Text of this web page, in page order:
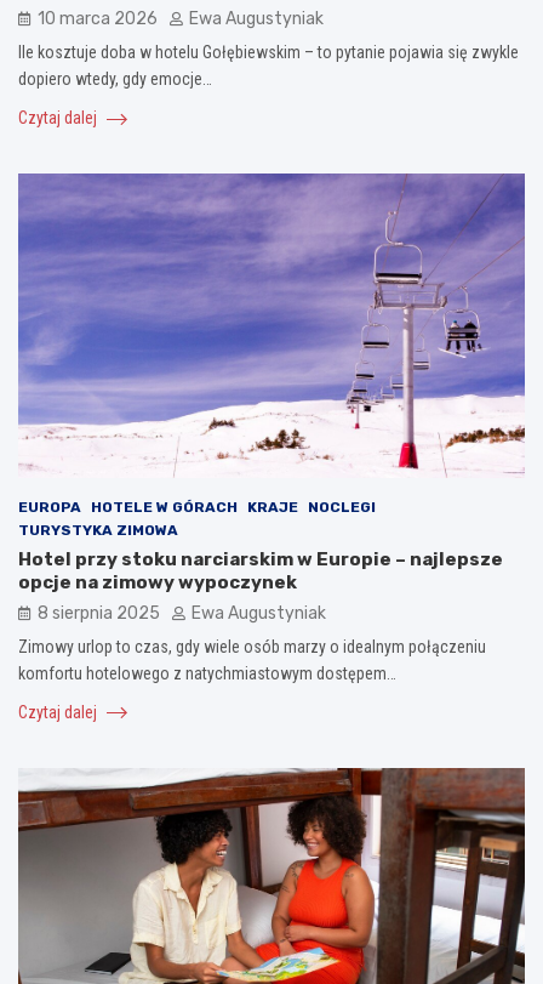
10 marca 2026 Ewa Augustyniak
Ile kosztuje doba w hotelu Gołębiewskim – to pytanie pojawia się zwykle
dopiero wtedy, gdy emocje…
Czytaj dalej
EUROPA HOTELE W GÓRACH KRAJE
NOCLEGI
TURYSTYKA ZIMOWA
Hotel przy stoku narciarskim w Europie – najlepsze
opcje na zimowy wypoczynek
8 sierpnia 2025 Ewa Augustyniak
Zimowy urlop to czas, gdy wiele osób marzy o idealnym połączeniu
komfortu hotelowego z natychmiastowym dostępem…
Czytaj dalej